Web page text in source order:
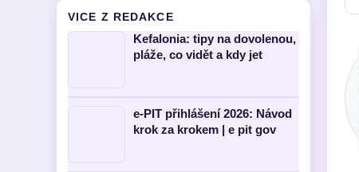
VICE Z REDAKCE
Kefalonia: tipy na dovolenou,
pláže, co vidět a kdy jet
e-PIT přihlášení 2026: Návod
krok za krokem | e pit gov